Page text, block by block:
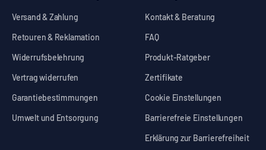
Versand & Zahlung
Retouren & Reklamation
Widerrufsbelehrung
Vertrag widerrufen
Garantiebestimmungen
Umwelt und Entsorgung
Kontakt & Beratung
FAQ
Produkt-Ratgeber
Zertifikate
Cookie Einstellungen
Barrierefreie Einstellungen
Erklärung zur Barrierefreiheit